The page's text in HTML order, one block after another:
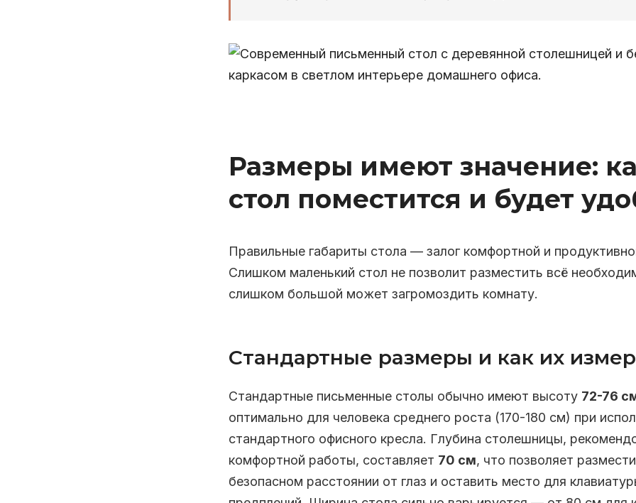
Размеры имеют значение:
стол поместится и будет
Правильные габариты стола — залог комфортной и
Слишком маленький стол не позволит разместить всё
слишком большой может загромоздить комнату.
Стандартные размеры и как их
Стандартные письменные столы обычно имеют высоту 72-76
оптимально для человека среднего роста (170-180 см) при
стандартного офисного кресла. Глубина столешницы,
комфортной работы, составляет 70 см, что позволяет
безопасном расстоянии от глаз и оставить место для